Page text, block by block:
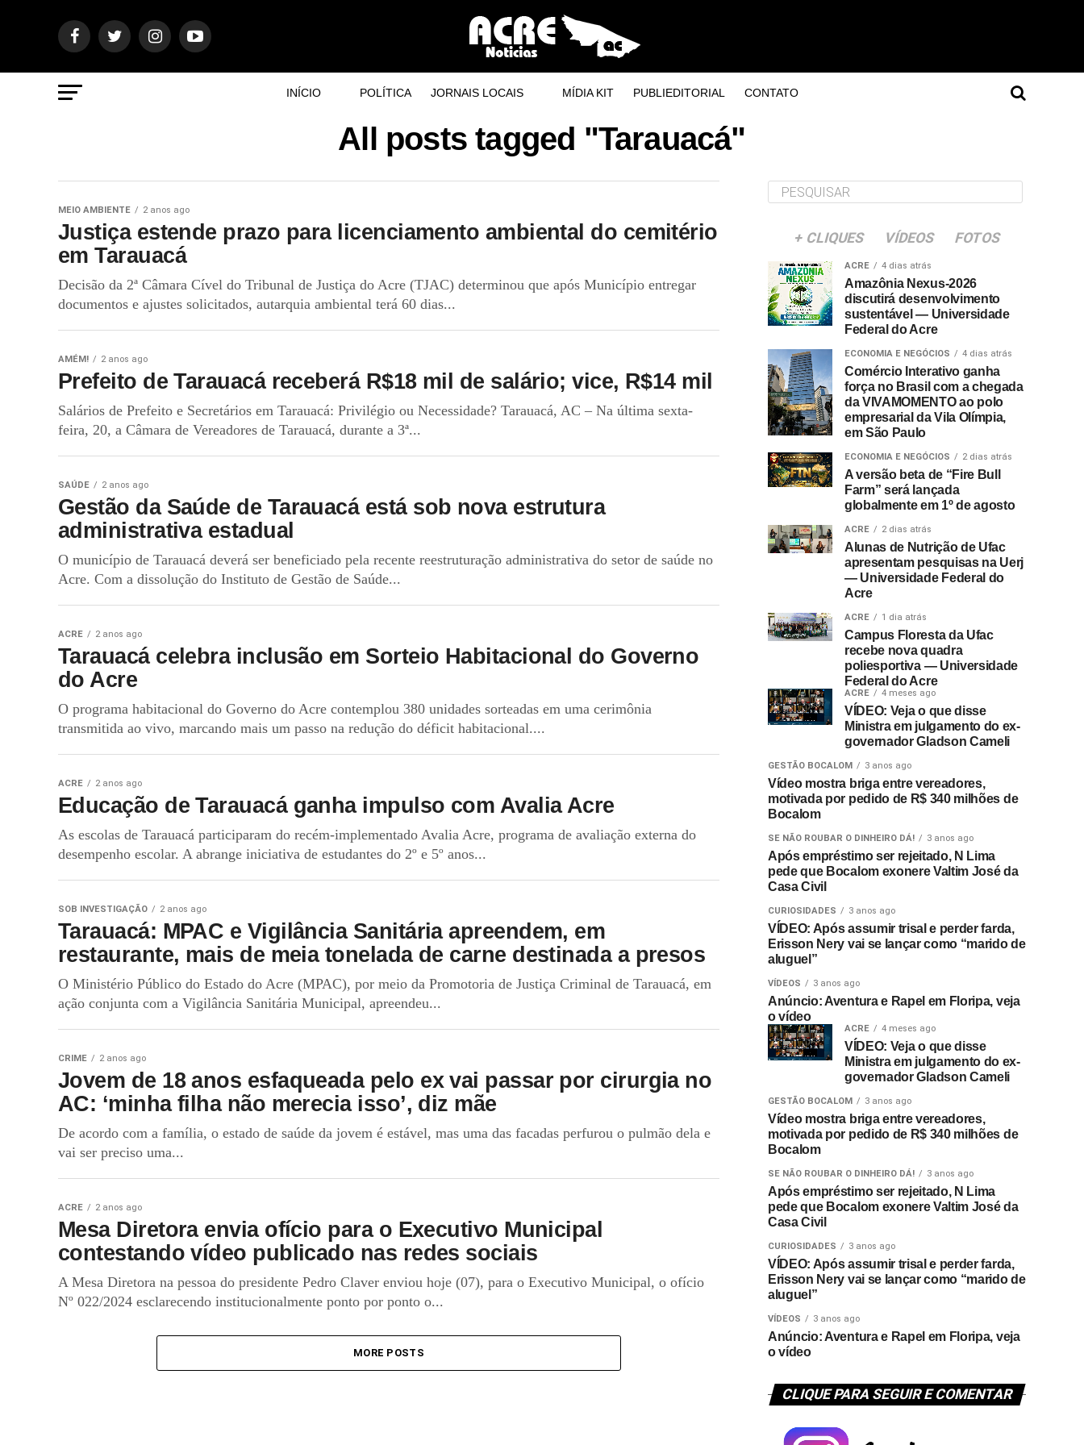
INÍCIO POLÍTICA JORNAIS LOCAIS MÍDIA KIT PUBLIEDITORIAL CONTATO
All posts tagged "Tarauacá"
MEIO AMBIENTE 2 anos ago
Justiça estende prazo para licenciamento ambiental do cemitério
em Tarauacá
Decisão da 2ª Câmara Cível do Tribunal de Justiça do Acre (TJAC) determinou que após Município entregar
documentos e ajustes solicitados, autarquia ambiental terá 60 dias...
AMÉM! 2 anos ago
Prefeito de Tarauacá receberá R$18 mil de salário; vice, R$14 mil
Salários de Prefeito e Secretários em Tarauacá: Privilégio ou Necessidade? Tarauacá, AC – Na última sexta-
feira, 20, a Câmara de Vereadores de Tarauacá, durante a 3ª...
SAÚDE 2 anos ago
Gestão da Saúde de Tarauacá está sob nova estrutura
administrativa estadual
O município de Tarauacá deverá ser beneficiado pela recente reestruturação administrativa do setor de saúde no
Acre. Com a dissolução do Instituto de Gestão de Saúde...
ACRE 2 anos ago
Tarauacá celebra inclusão em Sorteio Habitacional do Governo
do Acre
O programa habitacional do Governo do Acre contemplou 380 unidades sorteadas em uma cerimônia
transmitida ao vivo, marcando mais um passo na redução do déficit habitacional....
ACRE 2 anos ago
Educação de Tarauacá ganha impulso com Avalia Acre
As escolas de Tarauacá participaram do recém-implementado Avalia Acre, programa de avaliação externa do
desempenho escolar. A abrange iniciativa de estudantes do 2º e 5º anos...
SOB INVESTIGAÇÃO 2 anos ago
Tarauacá: MPAC e Vigilância Sanitária apreendem, em
restaurante, mais de meia tonelada de carne destinada a presos
O Ministério Público do Estado do Acre (MPAC), por meio da Promotoria de Justiça Criminal de Tarauacá, em
ação conjunta com a Vigilância Sanitária Municipal, apreendeu...
CRIME 2 anos ago
Jovem de 18 anos esfaqueada pelo ex vai passar por cirurgia no
AC: ‘minha filha não merecia isso’, diz mãe
De acordo com a família, o estado de saúde da jovem é estável, mas uma das facadas perfurou o pulmão dela e
vai ser preciso uma...
ACRE 2 anos ago
Mesa Diretora envia ofício para o Executivo Municipal
contestando vídeo publicado nas redes sociais
A Mesa Diretora na pessoa do presidente Pedro Claver enviou hoje (07), para o Executivo Municipal, o ofício
Nº 022/2024 esclarecendo institucionalmente ponto por ponto o...
MORE POSTS
+ CLIQUES VÍDEOS FOTOS
ACRE 4 dias atrás
Amazônia Nexus-2026
discutirá desenvolvimento
sustentável — Universidade
Federal do Acre
ECONOMIA E NEGÓCIOS 4 dias atrás
Comércio Interativo ganha
força no Brasil com a chegada
da VIVAMOMENTO ao polo
empresarial da Vila Olímpia,
em São Paulo
ECONOMIA E NEGÓCIOS 2 dias atrás
A versão beta de “Fire Bull
Farm” será lançada
globalmente em 1º de agosto
ACRE 2 dias atrás
Alunas de Nutrição de Ufac
apresentam pesquisas na Uerj
— Universidade Federal do
Acre
ACRE 1 dia atrás
Campus Floresta da Ufac
recebe nova quadra
poliesportiva — Universidade
Federal do Acre
ACRE 4 meses ago
VÍDEO: Veja o que disse
Ministra em julgamento do ex-
governador Gladson Cameli
GESTÃO BOCALOM 3 anos ago
Vídeo mostra briga entre vereadores,
motivada por pedido de R$ 340 milhões de
Bocalom
SE NÃO ROUBAR O DINHEIRO DÁ! 3 anos ago
Após empréstimo ser rejeitado, N Lima
pede que Bocalom exonere Valtim José da
Casa Civil
CURIOSIDADES 3 anos ago
VÍDEO: Após assumir trisal e perder farda,
Erisson Nery vai se lançar como “marido de
aluguel”
VÍDEOS 3 anos ago
Anúncio: Aventura e Rapel em Floripa, veja
o vídeo
ACRE 4 meses ago
VÍDEO: Veja o que disse
Ministra em julgamento do ex-
governador Gladson Cameli
GESTÃO BOCALOM 3 anos ago
Vídeo mostra briga entre vereadores,
motivada por pedido de R$ 340 milhões de
Bocalom
SE NÃO ROUBAR O DINHEIRO DÁ! 3 anos ago
Após empréstimo ser rejeitado, N Lima
pede que Bocalom exonere Valtim José da
Casa Civil
CURIOSIDADES 3 anos ago
VÍDEO: Após assumir trisal e perder farda,
Erisson Nery vai se lançar como “marido de
aluguel”
VÍDEOS 3 anos ago
Anúncio: Aventura e Rapel em Floripa, veja
o vídeo
CLIQUE PARA SEGUIR E COMENTAR